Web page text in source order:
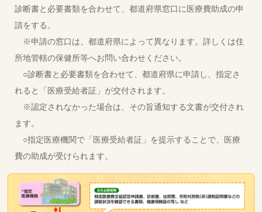
診断書と必要書類を合わせて、都道府県窓口に医療費助成の申
請をする。
※申請の窓口は、都道府県によって異なります。詳しくは住
所地管轄の保健所等へお問い合わせください。
○診断書と必要書類を合わせて、都道府県に申請し、指定さ
れると「医療受給者証」が交付されます。
※認定されなかった場合は、その旨通知する文書が交付され
ます。
○指定医療機関で「医療受給者証」を提示することで、医療
費の助成が受けられます。